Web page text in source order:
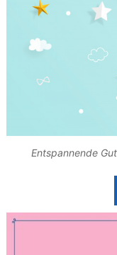
Entspannende